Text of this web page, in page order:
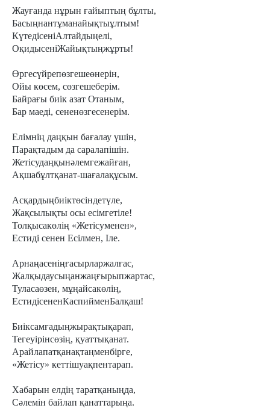
Жауғанда нұрын ғайыптың бұлты,
Басыңнантұманайықтыұлтым!
КүтедісеніАлтайдыңелі,
ОқидысеніЖайықтыңжұрты!
Өргесүйрепөзгешеөнерін,
Ойы көсем, сөзгешеберім.
Байрағы биік азат Отаным,
Бар маеді, сененөзгесенерім.
Елімнің даңқын бағалау үшін,
Парақтадым да саралапішін.
Жетісудаңқынәлемгежайған,
Ақшабұлтқанат-шағалақұсым.
Асқардыңбиіктөсіндетүле,
Жақсылықты осы есімгетіле!
Толқысакөлің «Жетісуменен»,
Естиді сенен Есілмен, Іле.
Арнаңасеніңғасырларжалғас,
Жалқыдаусыңанжаңғырыпжартас,
Туласаөзен, мұңайсакөлің,
ЕстидісененКаспийменБалқаш!
Биіксамғадыңжырақтықарап,
Тегеуірінсөзің, қуаттықанат.
Арайлапатқанақтаңменбірге,
«Жетісу» кеттішуақпентарап.
Хабарын елдің таратқаныңда,
Сәлемін байлап қанаттарыңа.